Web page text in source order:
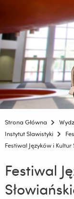
Strona Główna
Instytut Slawistyki
Festiwal Języków i Kultur
Festiwal